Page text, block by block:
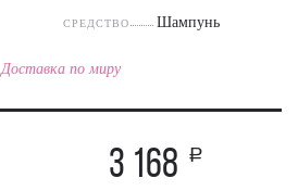
СРЕДСТВО Шампунь
Доставка по миру
3 168 a